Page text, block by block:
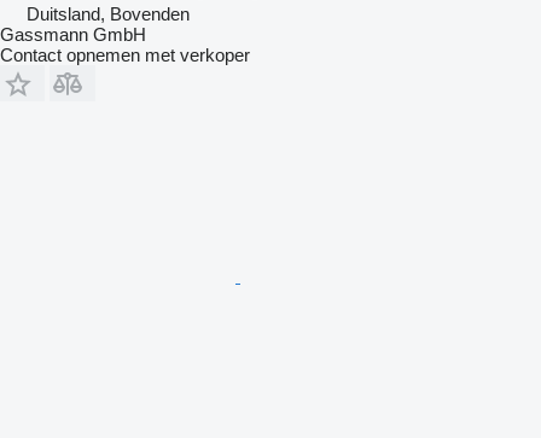
Duitsland, Bovenden
Gassmann GmbH
Contact opnemen met verkoper